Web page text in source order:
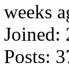
Joined:
Posts: